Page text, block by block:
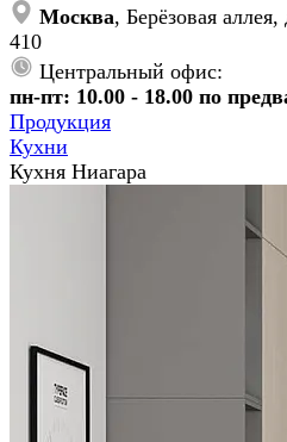
Москва, Берёзовая
410
Центральный офис:
пн-пт: 10.00 - 18.00 по
Продукция
Кухни
Кухня Ниагара